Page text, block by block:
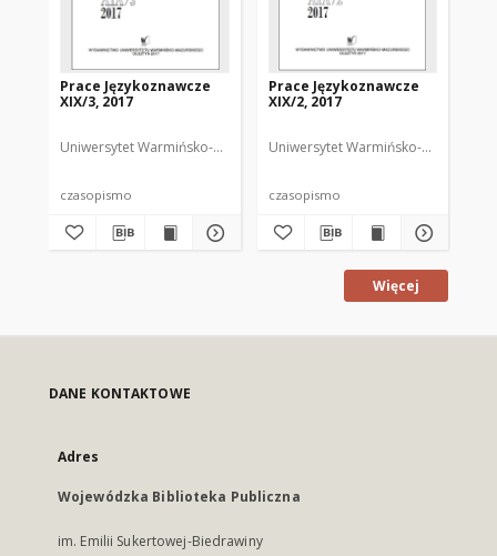
Prace Językoznawcze
XIX/3, 2017
Uniwersytet Warmińsko-Mazurski Biolik, Maria. Redaktor
czasopismo
Prace Językoznawcze
XIX/2, 2017
Uniwersytet Warmińsko-Mazurski
czasopismo
Więcej
DANE KONTAKTOWE
Adres
Wojewódzka Biblioteka Publiczna
im. Emilii Sukertowej-Biedrawiny